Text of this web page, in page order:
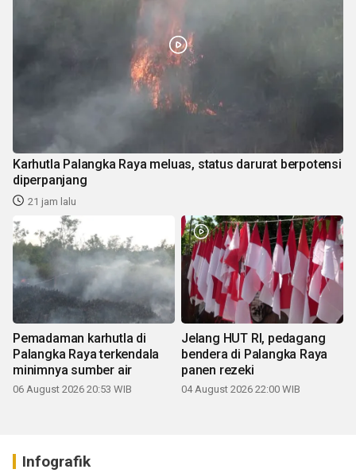
Karhutla Palangka Raya meluas, status darurat berpotensi
diperpanjang
21 jam lalu
Pemadaman karhutla di
Palangka Raya terkendala
minimnya sumber air
06 August 2026 20:53 WIB
Jelang HUT RI, pedagang
bendera di Palangka Raya
panen rezeki
04 August 2026 22:00 WIB
Infografik